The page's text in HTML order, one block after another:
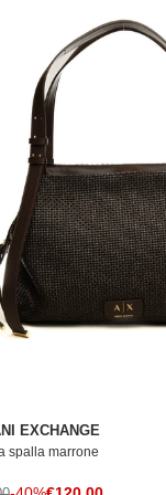
EXCHANGE
spalla marrone
Prezzo di vendita
normale